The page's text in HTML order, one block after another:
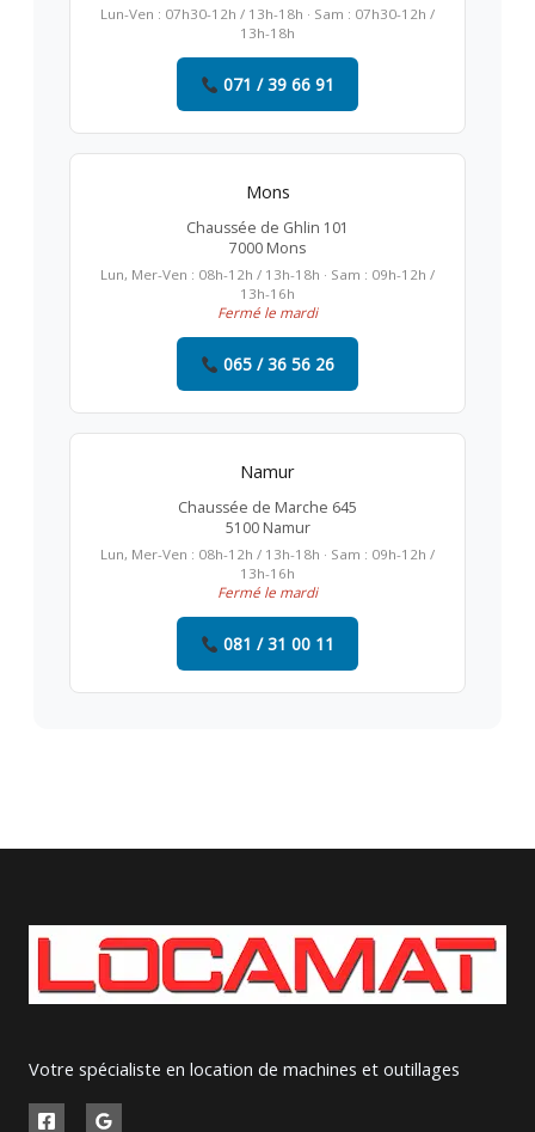
Lun-Ven : 07h30-12h / 13h-18h · Sam : 07h30-12h /
13h-18h
071 / 39 66 91
Mons
Chaussée de Ghlin 101
7000 Mons
Lun, Mer-Ven : 08h-12h / 13h-18h · Sam : 09h-12h /
13h-16h
Fermé le mardi
065 / 36 56 26
Namur
Chaussée de Marche 645
5100 Namur
Lun, Mer-Ven : 08h-12h / 13h-18h · Sam : 09h-12h /
13h-16h
Fermé le mardi
081 / 31 00 11
Votre spécialiste en location de machines et outillages